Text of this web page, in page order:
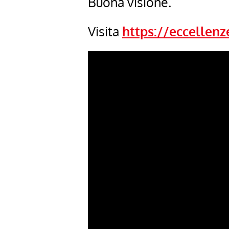
Visita https://